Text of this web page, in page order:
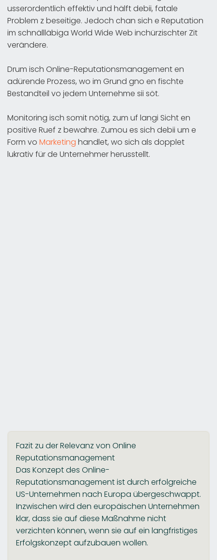
usserordentlich effektiv und hälft debii, fatale
Problem z beseitige. Jedoch chan sich e Reputation
im schnällläbiga World Wide Web inchürzischter Zit
verändere.
Drum isch Online-Reputationsmanagement en
adürende Prozess, wo im Grund gno en fischte
Bestandteil vo jedem Unternehme sii söt.
Monitoring isch somit nötig, zum uf langi Sicht en
positive Ruef z bewahre. Zumou es sich debii um e
Form vo Marketing handlet, wo sich als dopplet
lukrativ für de Unternehmer herusstellt.
Fazit zu der Relevanz von Online
Reputationsmanagement
Das Konzept des Online-
Reputationsmanagement ist durch erfolgreiche
US-Unternehmen nach Europa übergeschwappt.
Inzwischen wird den europäischen Unternehmen
klar, dass sie auf diese Maßnahme nicht
verzichten können, wenn sie auf ein langfristiges
Erfolgskonzept aufzubauen wollen.